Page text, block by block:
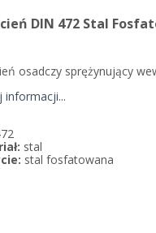
DIN 472 Stal
osadczy sprężynujący
informacji...
stal
stal fosfatowana